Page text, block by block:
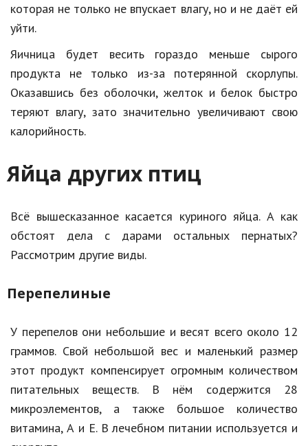
которая не только не впускает влагу, но и не даёт ей
уйти.
Яичница будет весить гораздо меньше сырого
продукта не только из-за потерянной скорлупы.
Оказавшись без оболочки, желток и белок быстро
теряют влагу, зато значительно увеличивают свою
калорийность.
Яйца других птиц
Всё вышесказанное касается куриного яйца. А как
обстоят дела с дарами остальных пернатых?
Рассмотрим другие виды.
Перепелиные
У перепелов они небольшие и весят всего около 12
граммов. Свой небольшой вес и маленький размер
этот продукт компенсирует огромным количеством
питательных веществ. В нём содержится 28
микроэлементов, а также большое количество
витамина, А и Е. В лечебном питании используется и